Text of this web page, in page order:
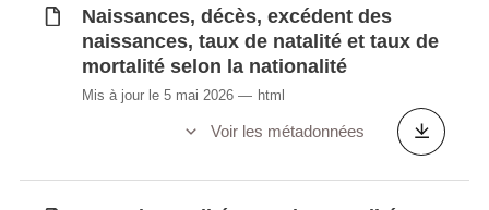
sexe
Population, mariages, divorces,
naissances, décès et excédent des
naissances sur les décès
Retours des demandeurs de protection
internationale par pays de nationalité
Table de mortalité détaillée
Naissances, décès, excédent des
naissances, taux de natalité et taux de
mortalité selon la nationalité
Mis à jour le 5 mai 2026 html
Voir les métadonnées